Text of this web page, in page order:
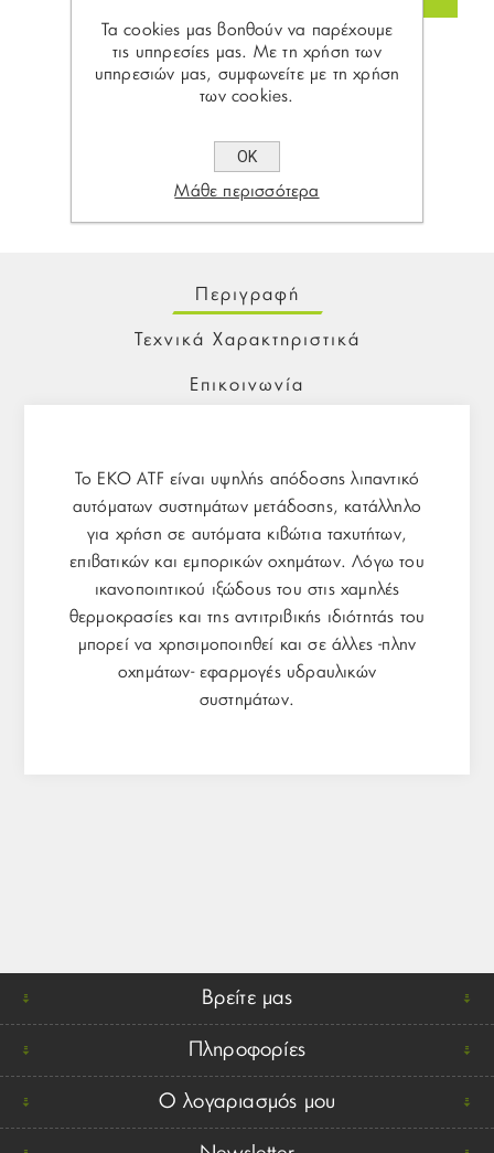
Περιγραφή
Τεχνικά Χαρακτηριστικά
Επικοινωνία
Το EKO ATF είναι υψηλής απόδοσης λιπαντικό
αυτόματων συστημάτων μετάδοσης, κατάλληλο
για χρήση σε αυτόματα κιβώτια ταχυτήτων,
επιβατικών και εμπορικών οχημάτων. Λόγω του
ικανοποιητικού ιξώδους του στις χαμηλές
θερμοκρασίες και της αντιτριβικής ιδιότητάς του
μπορεί να χρησιμοποιηθεί και σε άλλες -πλην
οχημάτων- εφαρμογές υδραυλικών
συστημάτων.
Βρείτε μας
Πληροφορίες
Ο λογαριασμός μου
Τα cookies μας βοηθούν να παρέχουμε
τις υπηρεσίες μας. Με τη χρήση των
υπηρεσιών μας, συμφωνείτε με τη χρήση
των cookies.
ΟΚ
Μάθε περισσότερα